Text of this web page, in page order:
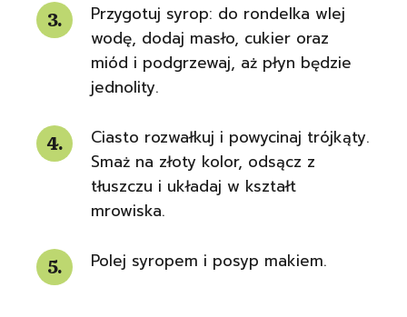
Przygotuj syrop: do rondelka wlej
wodę, dodaj masło, cukier oraz
miód i podgrzewaj, aż płyn będzie
jednolity.
Ciasto rozwałkuj i powycinaj trójkąty.
Smaż na złoty kolor, odsącz z
tłuszczu i układaj w kształt
mrowiska.
Polej syropem i posyp makiem.